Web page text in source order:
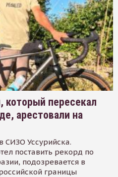
который пересекал
арестовали на
СИЗО Уссурийска.
поставить рекорд по
подозревается в
границы